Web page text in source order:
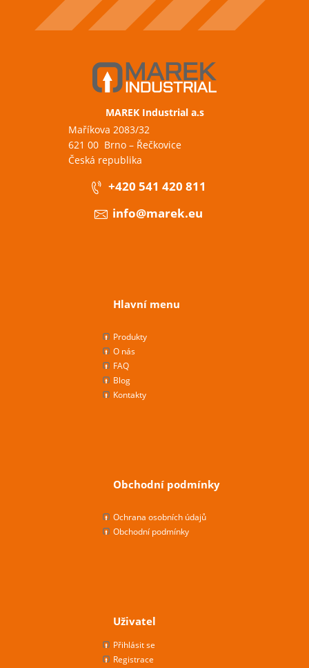
MAREK Industrial a.s
Maříkova 2083/32
621 00 Brno – Řečkovice
Česká republika
+420 541 420 811
info@marek.eu
Hlavní menu
Produkty
O nás
FAQ
Blog
Kontakty
Obchodní podmínky
Ochrana osobních údajů
Obchodní podmínky
Uživatel
Přihlásit se
Registrace